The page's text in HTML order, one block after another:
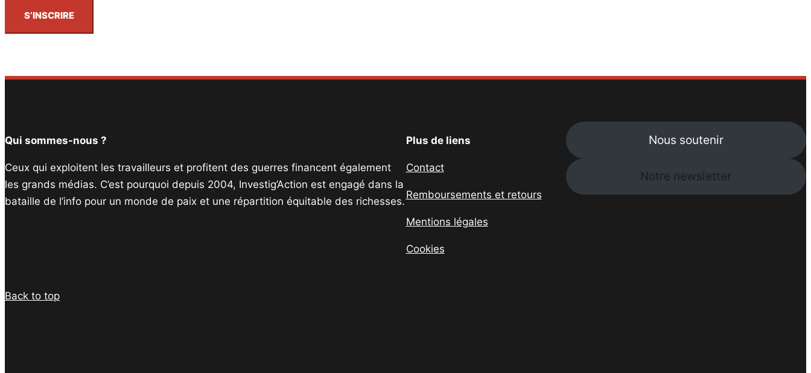
S’INSCRIRE
Qui sommes-nous ?
Ceux qui exploitent les travailleurs et profitent des guerres financent également
les grands médias. C’est pourquoi depuis 2004, Investig’Action est engagé dans la
bataille de l’info pour un monde de paix et une répartition équitable des richesses.
Plus de liens
Contact
Remboursements et retours
Mentions légales
Cookies
Nous soutenir
Notre newsletter
Back to top